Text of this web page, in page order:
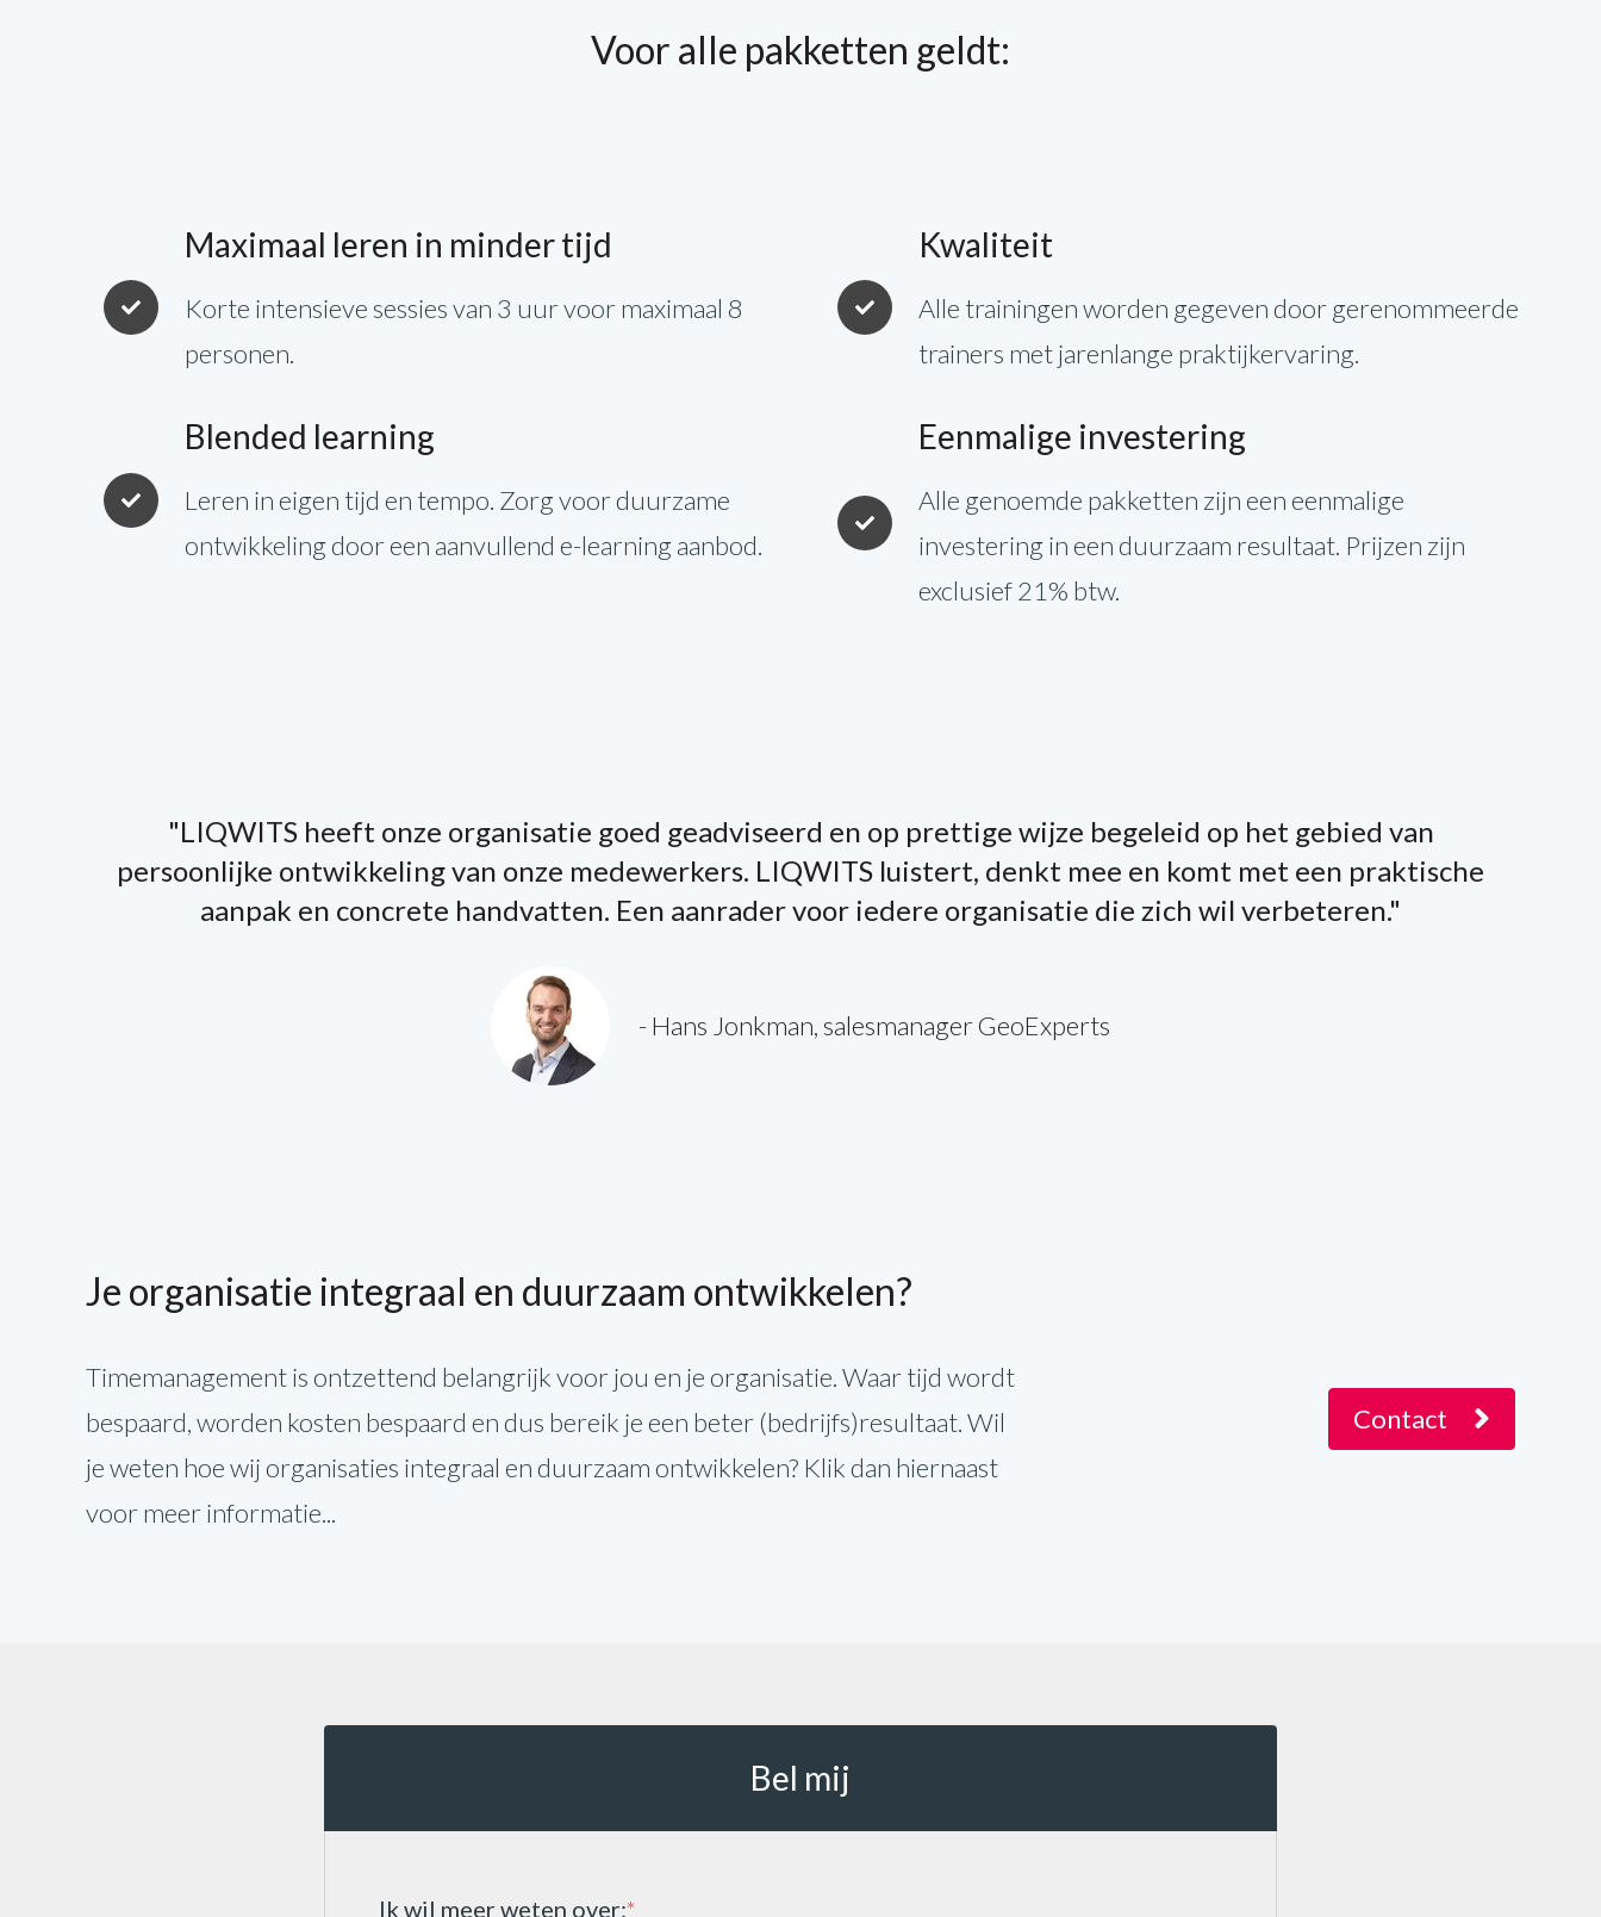
Voor alle pakketten geldt:
Maximaal leren in minder tijd
Korte intensieve sessies van 3 uur voor maximaal 8
personen.
Blended learning
Leren in eigen tijd en tempo. Zorg voor duurzame
ontwikkeling door een aanvullend e-learning aanbod.
Kwaliteit
Alle trainingen worden gegeven door gerenommeerde
trainers met jarenlange praktijkervaring.
Eenmalige investering
Alle genoemde pakketten zijn een eenmalige
investering in een duurzaam resultaat. Prijzen zijn
exclusief 21% btw.
"LIQWITS heeft onze organisatie goed geadviseerd en op prettige wijze begeleid op het gebied van
persoonlijke ontwikkeling van onze medewerkers. LIQWITS luistert, denkt mee en komt met een praktische
aanpak en concrete handvatten. Een aanrader voor iedere organisatie die zich wil verbeteren."
- Hans Jonkman, salesmanager GeoExperts
Je organisatie integraal en duurzaam ontwikkelen?
Timemanagement is ontzettend belangrijk voor jou en je organisatie. Waar tijd wordt
bespaard, worden kosten bespaard en dus bereik je een beter (bedrijfs)resultaat. Wil
je weten hoe wij organisaties integraal en duurzaam ontwikkelen? Klik dan hiernaast
voor meer informatie...
Contact
Bel mij
Ik wil meer weten over:*